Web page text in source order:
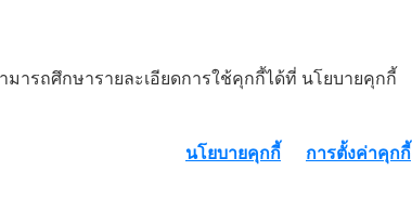
มารถศึกษารายละเอียดการใช้คุกกี้ได้ที่ นโยบายคุกกี้
นโยบายคุกกี้ การตั้งค่าคุกกี้